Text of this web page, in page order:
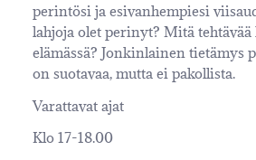
perintösi ja esivanhempiesi
lahjoja olet perinyt? Mitä tehtävää
elämässä? Jonkinlainen tietämys
on suotavaa, mutta ei pakollista.
Varattavat ajat
Klo 17-18.00